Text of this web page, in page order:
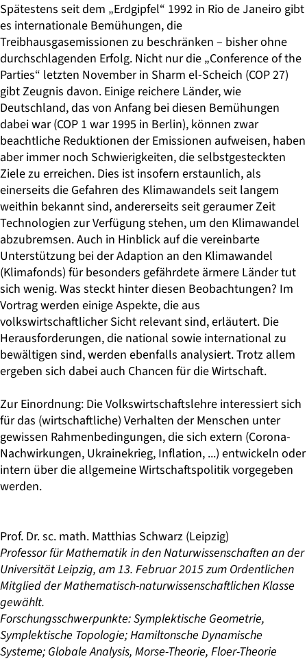
Spätestens seit dem „Erdgipfel“ 1992 in Rio de Janeiro gibt
es internationale Bemühungen, die
Treibhausgasemissionen zu beschränken – bisher ohne
durchschlagenden Erfolg. Nicht nur die „Conference of the
Parties“ letzten November in Sharm el-Scheich (COP 27)
gibt Zeugnis davon. Einige reichere Länder, wie
Deutschland, das von Anfang bei diesen Bemühungen
dabei war (COP 1 war 1995 in Berlin), können zwar
beachtliche Reduktionen der Emissionen aufweisen, haben
aber immer noch Schwierigkeiten, die selbstgesteckten
Ziele zu erreichen. Dies ist insofern erstaunlich, als
einerseits die Gefahren des Klimawandels seit langem
weithin bekannt sind, andererseits seit geraumer Zeit
Technologien zur Verfügung stehen, um den Klimawandel
abzubremsen. Auch in Hinblick auf die vereinbarte
Unterstützung bei der Adaption an den Klimawandel
(Klimafonds) für besonders gefährdete ärmere Länder tut
sich wenig. Was steckt hinter diesen Beobachtungen? Im
Vortrag werden einige Aspekte, die aus
volkswirtschaftlicher Sicht relevant sind, erläutert. Die
Herausforderungen, die national sowie international zu
bewältigen sind, werden ebenfalls analysiert. Trotz allem
ergeben sich dabei auch Chancen für die Wirtschaft.
Zur Einordnung: Die Volkswirtschaftslehre interessiert sich
für das (wirtschaftliche) Verhalten der Menschen unter
gewissen Rahmenbedingungen, die sich extern (Corona-
Nachwirkungen, Ukrainekrieg, Inflation, ...) entwickeln oder
intern über die allgemeine Wirtschaftspolitik vorgegeben
werden.
Prof. Dr. sc. math. Matthias Schwarz (Leipzig)
Professor für Mathematik in den Naturwissenschaften an der
Universität Leipzig, am 13. Februar 2015 zum Ordentlichen
Mitglied der Mathematisch-naturwissenschaftlichen Klasse
gewählt.
Forschungsschwerpunkte: Symplektische Geometrie,
Symplektische Topologie; Hamiltonsche Dynamische
Systeme; Globale Analysis, Morse-Theorie, Floer-Theorie